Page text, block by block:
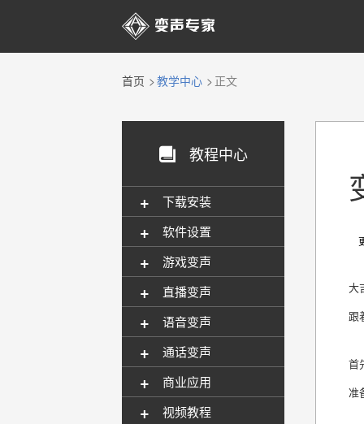

首页 教学中心 正文
 教程中心
下载安装
+
软件设置
+
游戏变声
+
直播变声
+
语音变声
+
通话变声
+
商业应用
+
视频教程
+
大
跟
首
准